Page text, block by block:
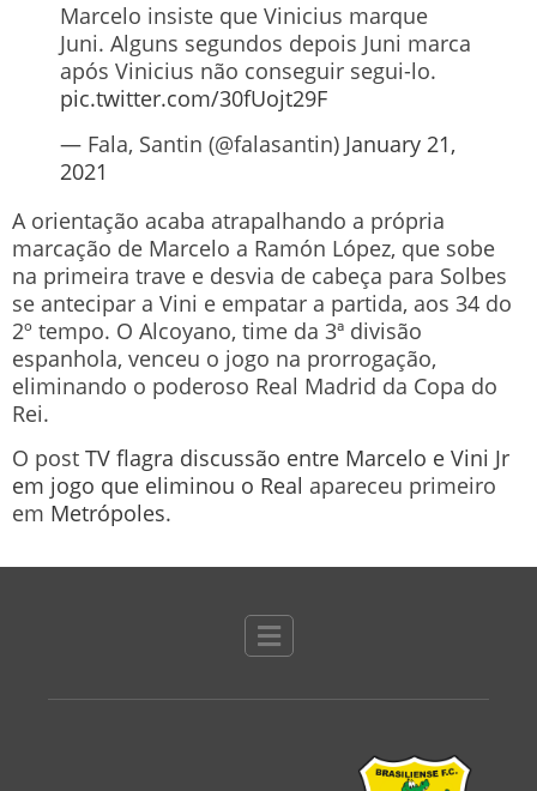
Marcelo insiste que Vinicius marque
Juni. Alguns segundos depois Juni marca
após Vinicius não conseguir segui-lo.
pic.twitter.com/30fUojt29F
— Fala, Santin (@falasantin) January 21,
2021
A orientação acaba atrapalhando a própria
marcação de Marcelo a Ramón López, que sobe
na primeira trave e desvia de cabeça para Solbes
se antecipar a Vini e empatar a partida, aos 34 do
2º tempo. O Alcoyano, time da 3ª divisão
espanhola, venceu o jogo na prorrogação,
eliminando o poderoso Real Madrid da Copa do
Rei.
O post TV flagra discussão entre Marcelo e Vini Jr
em jogo que eliminou o Real apareceu primeiro
em Metrópoles.